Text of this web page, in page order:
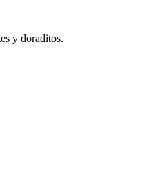
y doraditos.